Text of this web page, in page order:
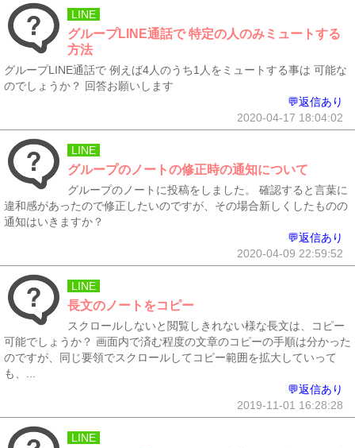
LINE
グループLINE通話で 特定の人のみミュートする
方法
グループLINE通話で 例えば4人のうち1人をミュートする事は 可能な
のでしょうか？ 回答お願いします
💬返信あり
2020-04-17 18:04:02
LINE
グループのノートの修正時の通知について
グループのノートに投稿をしました。 確認すると言葉に
違和感があったので修正したいのですが、その場合新しくしたものの
通知はいきますか？
💬返信あり
2020-04-09 22:59:52
LINE
長文のノートをコピー
スクロールしないと閲覧しきれない様な長文は、コピー
可能でしょうか？ 画面内で済む程度の文章のコピーの手順は分かった
のですが、同じ要領でスクロールしてコピー範囲を拡大していって
も、...
💬返信あり
2019-11-01 16:28:28
LINE